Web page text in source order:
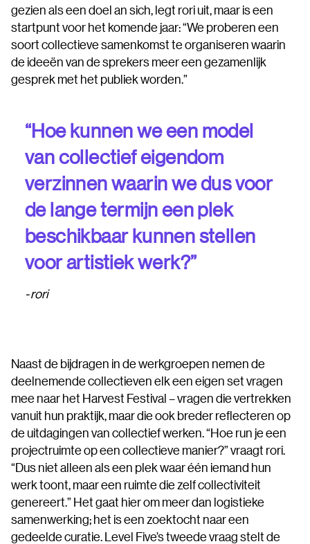
gezien als een doel an sich, legt rori uit, maar is een
startpunt voor het komende jaar: “We proberen een
soort collectieve samenkomst te organiseren waarin
de ideeën van de sprekers meer een gezamenlijk
gesprek met het publiek worden.”
“Hoe kunnen we een model
van collectief eigendom
verzinnen waarin we dus voor
de lange termijn een plek
beschikbaar kunnen stellen
voor artistiek werk?”
rori
Naast de bijdragen in de werkgroepen nemen de
deelnemende collectieven elk een eigen set vragen
mee naar het Harvest Festival – vragen die vertrekken
vanuit hun praktijk, maar die ook breder reflecteren op
de uitdagingen van collectief werken. “Hoe run je een
projectruimte op een collectieve manier?” vraagt rori.
“Dus niet alleen als een plek waar één iemand hun
werk toont, maar een ruimte die zelf collectiviteit
genereert.” Het gaat hier om meer dan logistieke
samenwerking; het is een zoektocht naar een
gedeelde curatie. Level Five’s tweede vraag stelt de